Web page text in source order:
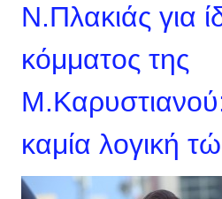
Ν.Πλακιάς για
κόμματος της
καμία λογική